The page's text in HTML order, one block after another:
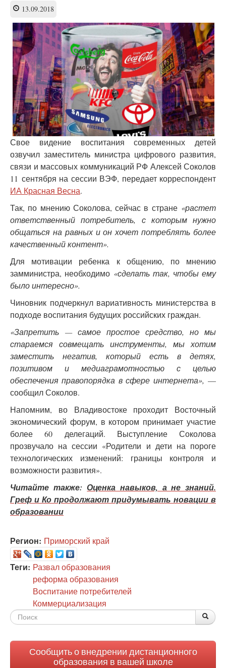
13.09.2018
Свое видение воспитания современных детей
озвучил заместитель министра цифрового развития,
связи и массовых коммуникаций РФ Алексей Соколов
11 сентября на сессии ВЭФ, передает корреспондент
ИА Красная Весна.
Так, по мнению Соколова, сейчас в стране «растет
ответственный потребитель, с которым нужно
общаться на равных и он хочет потреблять более
качественный контент».
Для мотивации ребенка к общению, по мнению
замминистра, необходимо «сделать так, чтобы ему
было интересно».
Чиновник подчеркнул вариативность министерства в
подходе воспитания будущих российских граждан.
«Запретить — самое простое средство, но мы
стараемся совмещать инструменты, мы хотим
заместить негатив, который есть в детях,
позитивом и медиаграмотностью с целью
обеспечения правопорядка в сфере интернета», —
сообщил Соколов.
Напомним, во Владивостоке проходит Восточный
экономический форум, в котором принимает участие
более 60 делегаций. Выступление Соколова
прозвучало на сессии «Родители и дети на пороге
технологических изменений: границы контроля и
возможности развития».
Читайте также:Оценка навыков, а не знаний.
Греф и Ко продолжают придумывать новации в
образовании
Регион: Приморский край
Теги: Развал образования
реформа образования
Воспитание потребителей
Коммерциализация
Форма
Сообщить о внедрении дистанционного
образования в вашей школе